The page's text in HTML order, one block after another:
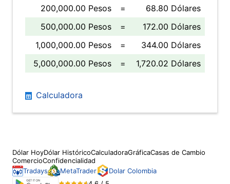
200,000.00 Pesos
=
68.80 Dólares
500,000.00 Pesos
=
172.00 Dólares
1,000,000.00 Pesos
=
344.00 Dólares
5,000,000.00 Pesos
= 1,720.02 Dólares
Calculadora
Dólar HoyDólar HistóricoCalculadoraGráficaCasas de Cambio
ComercioConfidencialidad
Tradays
MetaTrader
Dolar Colombia